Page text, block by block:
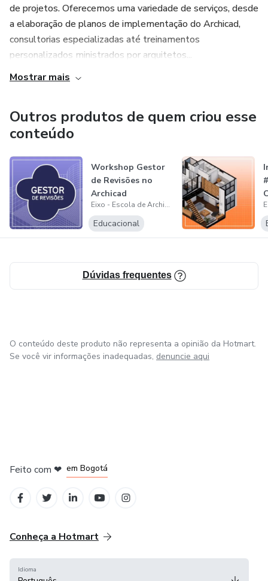
de projetos. Oferecemos uma variedade de serviços, desde
a elaboração de planos de implementação do Archicad,
consultorias especializadas até treinamentos
personalizados ministrados por arquitetos...
Mostrar mais
Outros produtos de quem criou esse
conteúdo
Workshop Gestor
de Revisões no
Archicad
Eixo - Escola de Archicad
Educacional
Dúvidas frequentes
O conteúdo deste produto não representa a opinião da Hotmart.
Se você vir informações inadequadas, denuncie aqui
Feito com ❤ em Bogotá
Conheça a Hotmart
Idioma